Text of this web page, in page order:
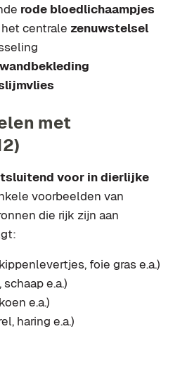
rode bloedlichaampjes
centrale zenuwstelsel
met
voor in dierlijke
voorbeelden van
die rijk zijn aan
foie gras e.a.)
e.a.)
e.a.)
haring e.a.)